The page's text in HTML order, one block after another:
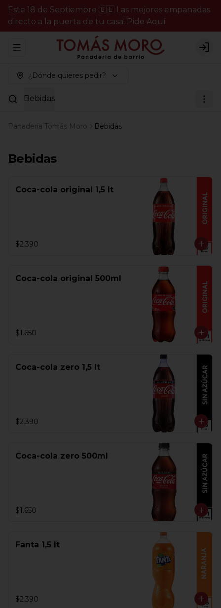
Este 18 de Septiembre 🇨🇱 Las mejores empanadas
directo a la puerta de tu casa! Pide Aquí
Abrir menu de navegación
¿Dónde quieres pedir?
Bebidas
Panadería Tomás Moro Bebidas
Bebidas
Coca-cola original 1,5 lt
$2.390
Coca-cola original 500ml
$1.650
Coca-cola zero 1,5 lt
$2.390
Coca-cola zero 500ml
$1.650
Fanta 1,5 lt
$2.390